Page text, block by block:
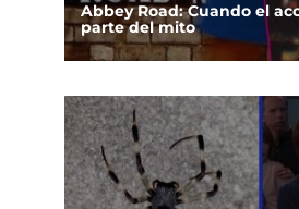
Abbey Road: Cuando el
parte del mito